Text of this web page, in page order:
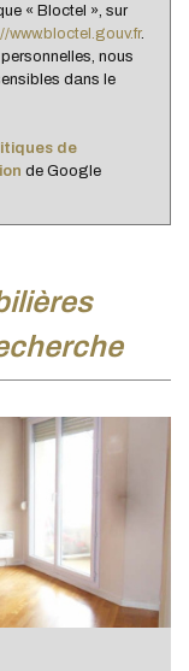
44,77 %
0 %
6,25 %
« Bloctel », sur
www.bloctel.gouv.fr.
nous
dans le
de
de Google